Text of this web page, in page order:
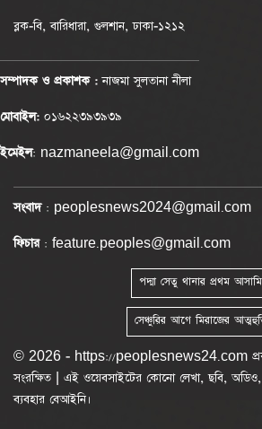
ব্লক-বি, বারিধারা, গুলশান, ঢাকা-১২১২
সম্পাদক ও প্রকাশক :নাজমা সুলতানা নীলা
মোবাইল: ০১৬২২৩৯৩৯৩৯
ইমেইল: nazmaneela@gmail.com
সংবাদ: peoplesnews2024@gmail.com
ফিচার: feature.peoples@gmail.com
পদ্মা সেতু থানার প্রথম
সেঞ্চুরির আগে মিরাজের
© 2026 - https://peoplesnews24.com
সংরক্ষিত | এই ওয়েবসাইটের কোনো লেখা, ছবি,
ব্যবহার বেআইনি।